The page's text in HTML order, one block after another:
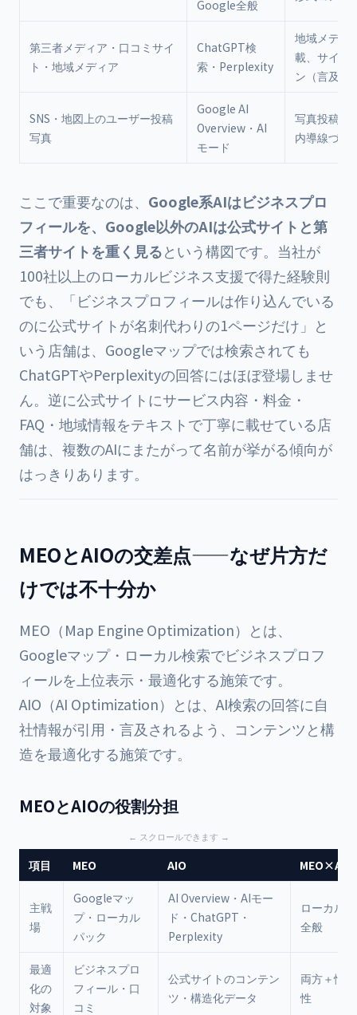
Google全般
第三者メディア・口コミサイ
ト・地域メディア
ChatGPT検
索・Perplexity
地域メディ
載、サイテ
ン（言及）
SNS・地図上のユーザー投稿
写真
Google AI
Overview・AI
モード
写真投稿を
内導線づく
ここで重要なのは、 Google系AIはビジネスプロ
フィールを、Google以外のAIは公式サイトと第
三者サイトを重く見るという構図です。当社が
100社以上のローカルビジネス支援で得た経験則
でも、「ビジネスプロフィールは作り込んでいる
のに公式サイトが名刺代わりの1ページだけ」と
いう店舗は、Googleマップでは検索されても
ChatGPTやPerplexityの回答にはほぼ登場しませ
ん。逆に公式サイトにサービス内容・料金・
FAQ・地域情報をテキストで丁寧に載せている店
舗は、複数のAIにまたがって名前が挙がる傾向が
はっきりあります。
MEOとAIOの交差点——なぜ片方だ
けでは不十分か
MEO（Map Engine Optimization）とは、
Googleマップ・ローカル検索でビジネスプロフ
ィールを上位表示・最適化する施策です。
AIO（AI Optimization）とは、AI検索の回答に自
社情報が引用・言及されるよう、コンテンツと構
造を最適化する施策です。
MEOとAIOの役割分担
項目 MEO AIO MEO×AIO
主戦
場
Googleマッ
プ・ローカル
パック
AI Overview・AIモー
ド・ChatGPT・
Perplexity
ローカル
全般
最適
化の
対象
ビジネスプロ
フィール・口
コミ
公式サイトのコンテン
ツ・構造化データ
両方＋情
性